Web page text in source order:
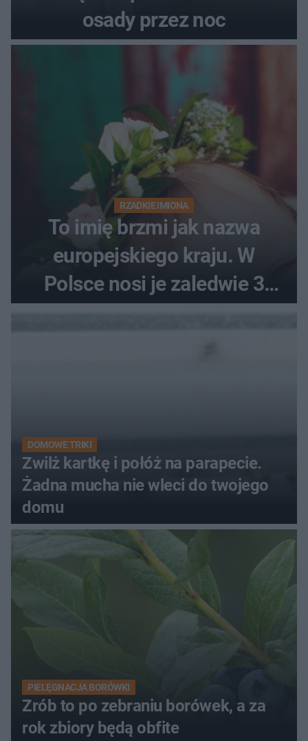
osady przez noc
RZADKIE IMIONA
To imię brzmi jak nazwa
europejskiego kraju. W
Polsce nosi je zaledwie 3
kobiety
DOMOWE TRIKI
Zwilż kartkę i połóż na parapecie.
Żadna mucha nie wleci do twojego
domu
PIELĘGNACJA BORÓWKI
Zrób to po zebraniu borówek, a za
rok zbiory będą obfite